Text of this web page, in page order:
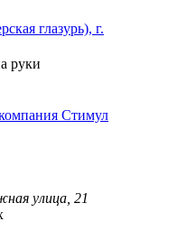
глазурь), г.
руки
Стимул
улица, 21